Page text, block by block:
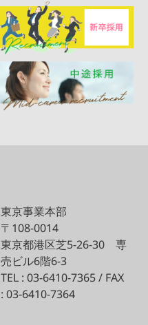
東京事業本部
〒108-0014
東京都港区芝5-26-30 専
売ビル6階6-3
TEL : 03-6410-7365 / FAX
: 03-6410-7364